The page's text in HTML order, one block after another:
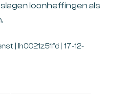
loonheffingen als
| lh0021z51fd | 17-12-